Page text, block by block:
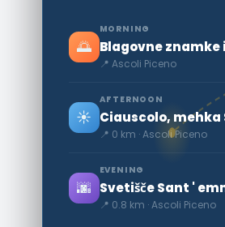
🌅
MORNING
Blagovne znamke
📍 Ascoli Piceno
☀️
AFTERNOON
Ciauscolo, mehka
📍 0 km · Ascoli Piceno
🌆
EVENING
Svetišče Sant '
📍 0.8 km · Ascoli Piceno